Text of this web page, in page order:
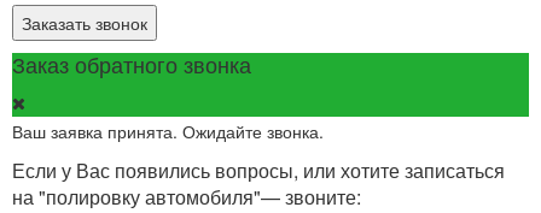
Заказать звонок
Заказ обратного звонка
Ваш заявка принята. Ожидайте звонка.
Если у Вас появились вопросы, или хотите записаться
на "полировку автомобиля"— звоните: